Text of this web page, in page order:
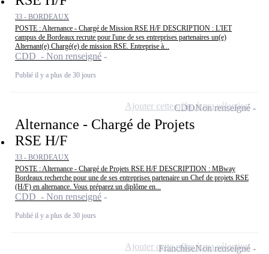
33 - BORDEAUX
POSTE : Alternance - Chargé de Mission RSE H/F DESCRIPTION : L'IET
campus de Bordeaux recrute pour l'une de ses entreprises partenaires un(e)
Alternant(e) Chargé(e) de mission RSE. Entreprise à...
CDD - Non renseigné
Publié il y a plus de 30 jours
Alternance - Chargé de Projets
RSE H/F
33 - BORDEAUX
POSTE : Alternance - Chargé de Projets RSE H/F DESCRIPTION : MBway
Bordeaux recherche pour une de ses entreprises partenaire un Chef de projets RSE
(H/F) en alternance. Vous préparez un diplôme en...
CDD - Non renseigné
Publié il y a plus de 30 jours
CDDNon renseigné
Ajouter cette offre à ma sélection
FranchiseNon renseigné
Ajouter cette offre à ma sélection